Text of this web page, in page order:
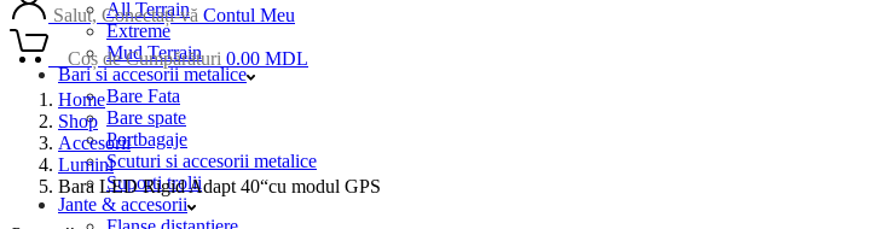
All Terrain
Extreme
Mud Terrain
Bari si accesorii metalice
Bare Fata
Bare spate
Portbagaje
Scuturi si accesorii metalice
Suporti trolii
Jante & accesorii
Salut, Conectați-vă Contul Meu
Coș de Cumpărături 0.00 MDL
Home
Shop
Accesorii
Lumini
Bara LED Rigid Adapt 40“cu modul GPS